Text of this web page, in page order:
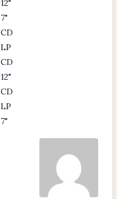
12"
7"
CD
LP
CD
12"
CD
LP
7"